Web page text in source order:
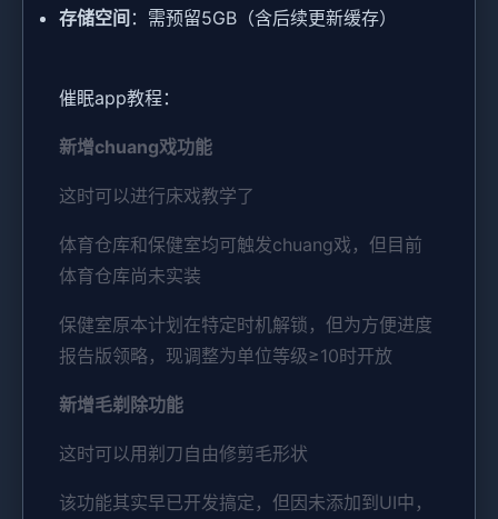
​存储空间​ ​：需预留5GB（含后续更新缓存）
催眠app教程：
新增chuang戏功能
这时可以进行床戏教学了
体育仓库和保健室均可触发chuang戏，但目前
体育仓库尚未实装
保健室原本计划在特定时机解锁，但为方便进度
报告版领略，现调整为单位等级≥10时开放
新增毛剃除功能
这时可以用剃刀自由修剪毛形状
该功能其实早已开发搞定，但因未添加到UI中，